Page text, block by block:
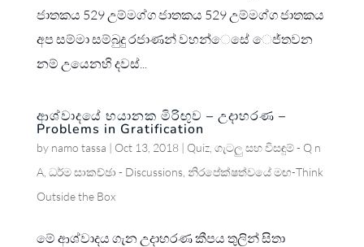
ජාතකය 529 උම්මග්ග ජාතකය 529 උම්මග්ග ජාතකය
අප සම්මා සම්බුදු රජාණන් වහන්ෙසේ ෙජ්තවන
නම් උයෙනහි දවස්...
ආශ්වාදයේ භයානක මිරිඟුව – උදාහරණ –
Problems in Gratification
by namo tassa | Oct 13, 2018| Quiz, ගැටලු සහ විසඳුම් - Q n
A, ධර්ම සාකච්ඡා - Discussions, නිරපේක්ෂත්වයේ මඟ-Think
Outside the Box
මේ ආශ්වාදය ගැන උදාහරණ කීපය තුලින් සිතා